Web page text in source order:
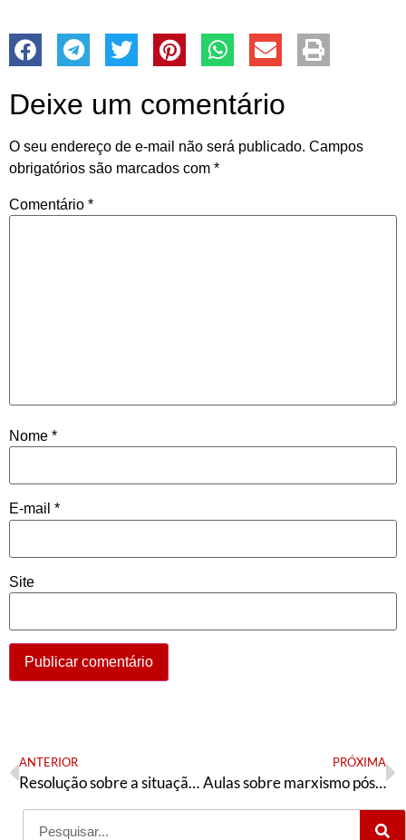
Deixe um comentário
O seu endereço de e-mail não será publicado. Campos
obrigatórios são marcados com *
Comentário *
Nome *
E-mail *
Site
ANTERIOR
Resolução sobre a situação política – direção nacional da AE
PRÓXIMA
Aulas sobre marxismo pós-Segunda Guerra Mundial e o Equador